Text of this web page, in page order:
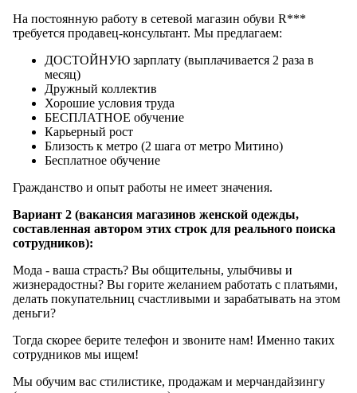
На постоянную работу в сетевой магазин обуви R***
требуется продавец-консультант. Мы предлагаем:
ДОСТОЙНУЮ зарплату (выплачивается 2 раза в
месяц)
Дружный коллектив
Хорошие условия труда
БЕСПЛАТНОЕ обучение
Карьерный рост
Близость к метро (2 шага от метро Митино)
Бесплатное обучение
Гражданство и опыт работы не имеет значения.
Вариант 2 (вакансия магазинов женской одежды,
составленная автором этих строк для реального поиска
сотрудников):
Мода - ваша страсть? Вы общительны, улыбчивы и
жизнерадостны? Вы горите желанием работать с платьями,
делать покупательниц счастливыми и зарабатывать на этом
деньги?
Тогда скорее берите телефон и звоните нам! Именно таких
сотрудников мы ищем!
Мы обучим вас стилистике, продажам и мерчандайзингу